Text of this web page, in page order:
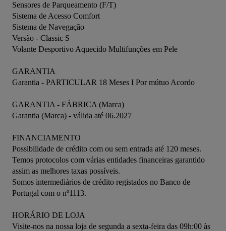
Sensores de Parqueamento (F/T)
Sistema de Acesso Comfort
Sistema de Navegação
Versão - Classic S
Volante Desportivo Aquecido Multifunções em Pele
GARANTIA
Garantia - PARTICULAR 18 Meses I Por mútuo Acordo
GARANTIA - FÁBRICA (Marca)
Garantia (Marca) - válida até 06.2027
FINANCIAMENTO
Possibilidade de crédito com ou sem entrada até 120 meses.
Temos protocolos com várias entidades financeiras garantido
assim as melhores taxas possíveis.
Somos intermediários de crédito registados no Banco de
Portugal com o nº1113.
HORÁRIO DE LOJA
Visite-nos na nossa loja de segunda a sexta-feira das 09h:00 às